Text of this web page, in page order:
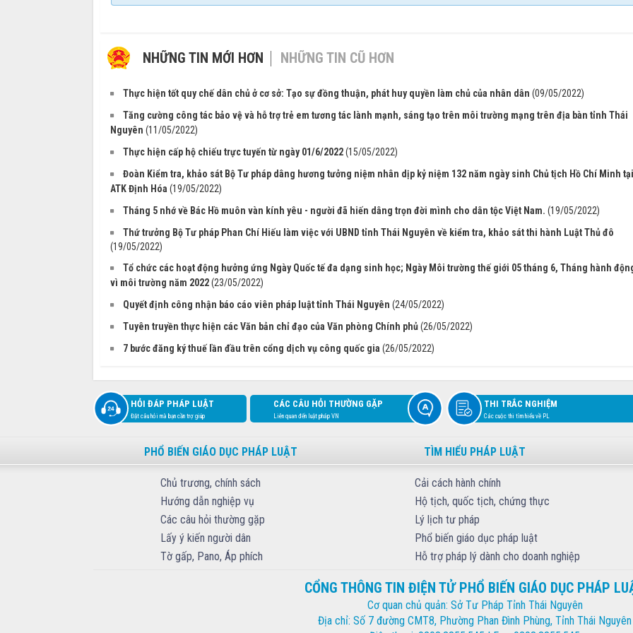
NHỮNG TIN MỚI HƠN NHỮNG TIN CŨ HƠN
Thực hiện tốt quy chế dân chủ ở cơ sở: Tạo sự đồng thuận, phát huy quyền làm chủ của nhân dân (09/05/2022)
Tăng cường công tác bảo vệ và hỗ trợ trẻ em tương tác lành mạnh, sáng tạo trên môi trường mạng trên địa bàn tỉnh Thái
Nguyên (11/05/2022)
Thực hiện cấp hộ chiếu trực tuyến từ ngày 01/6/2022(15/05/2022)
Đoàn Kiểm tra, khảo sát Bộ Tư pháp dâng hương tưởng niệm nhân dịp kỷ niệm 132 năm ngày sinh Chủ tịch Hồ Chí Minh tại
ATK Định Hóa (19/05/2022)
Tháng 5 nhớ về Bác Hồ muôn vàn kính yêu - người đã hiến dâng trọn đời mình cho dân tộc Việt Nam. (19/05/2022)
Thứ trưởng Bộ Tư pháp Phan Chí Hiếu làm việc với UBND tỉnh Thái Nguyên về kiểm tra, khảo sát thi hành Luật Thủ đô
(19/05/2022)
Tổ chức các hoạt động hưởng ứng Ngày Quốc tế đa dạng sinh học; Ngày Môi trường thế giới 05 tháng 6, Tháng hành
vì môi trường năm 2022(23/05/2022)
Quyết định công nhận báo cáo viên pháp luật tỉnh Thái Nguyên (24/05/2022)
Tuyên truyền thực hiện các Văn bản chỉ đạo của Văn phòng Chính phủ(26/05/2022)
7 bước đăng ký thuế lần đầu trên cổng dịch vụ công quốc gia (26/05/2022)
HỎI ĐÁP PHÁP LUẬT
Đặt câu hỏi mà bạn cần trợ giúp
CÁC CÂU HỎI THƯỜNG GẶP
Liên quan đến luật pháp VN
THI TRẮC NGHIỆM
Các cuộc thi tìm hiểu về PL
PHỔ BIẾN GIÁO DỤC PHÁP LUẬT
Chủ trương, chính sách
Hướng dẫn nghiệp vụ
Các câu hỏi thường gặp
Lấy ý kiến người dân
Tờ gấp, Pano, Áp phích
TÌM HIỂU PHÁP LUẬT
Cải cách hành chính
Hộ tịch, quốc tịch, chứng thực
Lý lịch tư pháp
Phổ biến giáo dục pháp luật
Hỗ trợ pháp lý dành cho doanh nghiệp
CỔNG THÔNG TIN ĐIỆN TỬ PHỔ BIẾN GIÁO DỤC PHÁP
Cơ quan chủ quản: Sở Tư Pháp Tỉnh Thái Nguyên
Địa chỉ: Số 7 đường CMT8, Phường Phan Đình Phùng, Tỉnh Thái Nguyên